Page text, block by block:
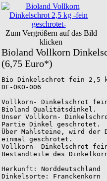
Zum Vergrößern auf das Bild
klicken
Bioland Vollkorn
(6,75 Euro*)
Bio Dinkelschrot fein 2,5
DE-ÖKO-006
Vollkorn- Dinkelschrot
Bioland Qualitätsdinkel.
Unser Vollkorn-
Partie Dinkel geschrotet.
Über Mahlsteine, wird der
einmal geschrotet.
Vollkorn- Dinkelschrot
Bestandteile des
Herkunft: Norddeutschland
Dinkelsorte: Franckenkorn